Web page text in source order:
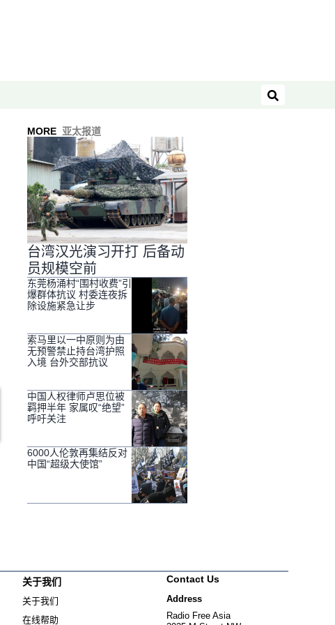
搜索
MORE 亚太报道
台湾汉光演习开打 后备动
员规模空前
东莞杨涌村“围村收费”引
爆群体抗议 村委连夜拆
除设施紧急让步
索马里以一中原则为由
无预警禁止持台湾护照
入境 台外交部抗议
中国人权律师卢思位被
羁押半年 家属叹“绝望”
呼吁关注
6000人伦敦再集结反对
中国“超级大使馆”
关于我们
关于我们
在线帮助
Contact Us
Address
Radio Free Asia